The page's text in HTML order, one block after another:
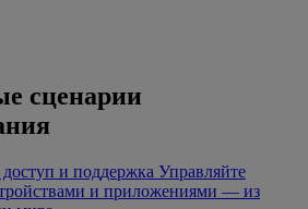
сценарии
и поддержка Управляйте
и приложениями — из